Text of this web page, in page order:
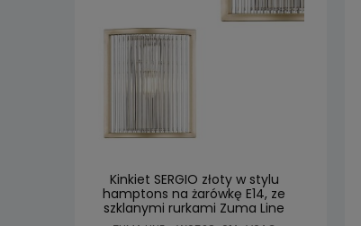
Kinkiet SERGIO złoty w stylu
hamptons na żarówkę E14, ze
szklanymi rurkami Zuma Line